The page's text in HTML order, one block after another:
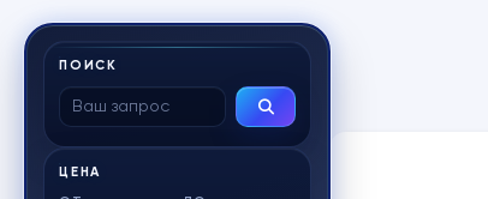
ПОИСК
ЦЕНА